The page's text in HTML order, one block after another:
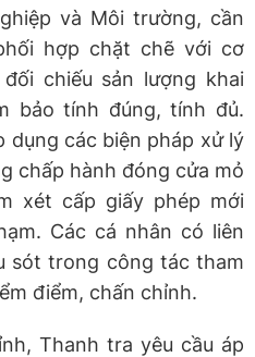
và Môi trường, cần
hợp chặt chẽ với cơ
chiếu sản lượng khai
bảo tính đúng, tính đủ.
các biện pháp xử lý
chấp hành đóng cửa mỏ
xét cấp giấy phép mới
Các cá nhân có liên
sót trong công tác tham
điểm, chấn chỉnh.
Thanh tra yêu cầu áp